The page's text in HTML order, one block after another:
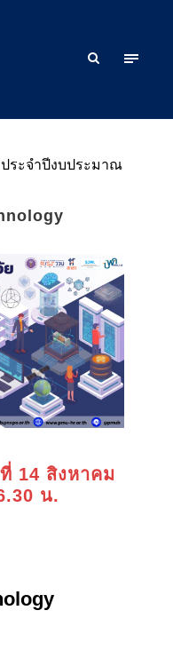
ประจำปีงบประมาณ
14 สิงหาคม
น.